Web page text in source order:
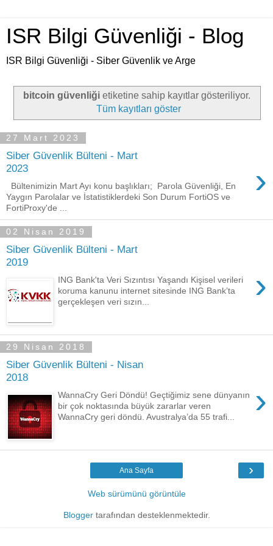
ISR Bilgi Güvenliği - Blog
ISR Bilgi Güvenliği - Siber Güvenlik ve Arge
bitcoin güvenliğietiketine sahip kayıtlar gösteriliyor.
Tüm kayıtları göster
27 Mart 2023
Siber Güvenlik Bülteni - Mart
2023
›
Bültenimizin Mart Ayı konu başlıkları; Parola Güvenliği, En
Yaygın Parolalar ve İstatistiklerdeki Son Durum FortiOS ve
FortiProxy'de ...
02 Nisan 2019
Siber Güvenlik Bülteni - Mart
2019
›
ING Bank'ta Veri Sızıntısı Yaşandı Kişisel verileri
koruma kanunu internet sitesinde ING Bank’ta
gerçekleşen veri sızın...
29 Nisan 2018
Siber Güvenlik Bülteni - Nisan
2018
›
WannaCry Geri Döndü! Geçtiğimiz sene dünyanın
bir çok noktasında büyük zararlar veren
WannaCry geri döndü. Avustralya’da 55 trafi...
›
Ana Sayfa
Web sürümünü görüntüle
Bloggertarafından desteklenmektedir.